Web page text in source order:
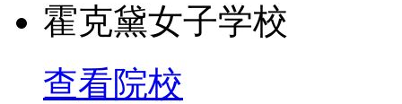
霍克黛女子学校
查看院校